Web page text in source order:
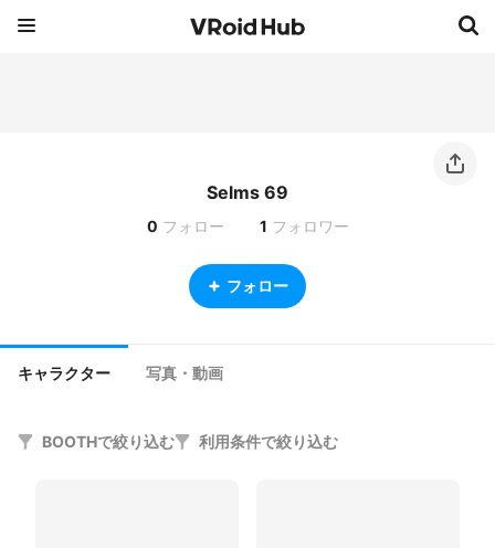
Selms 69
0 フォロー 1 フォロワー
フォロー
キャラクター 写真・動画
BOOTHで絞り込む 利用条件で絞り込む